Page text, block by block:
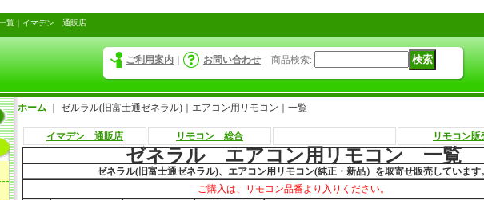
覧｜イマデン 通販店
ご利用案内 お問い合わせ 商品検索:
ホーム ゼルラル(旧富士通ゼネラル)｜エアコン用リモコン｜一覧
イマデン 通販店 リモコン 総合 リモコン
ゼネラル エアコン用リモコン 一覧
ゼネラル(旧富士通ゼネラル)、エアコン用リモコン(純正・新品）を取寄せ販売しています。
ご購入は、リモコン品番より入りください。